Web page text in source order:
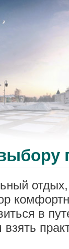
в
взять